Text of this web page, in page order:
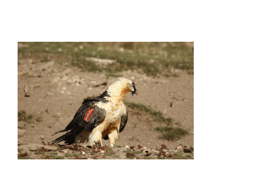
COLABORA
RECURSOS
NOTICIAS